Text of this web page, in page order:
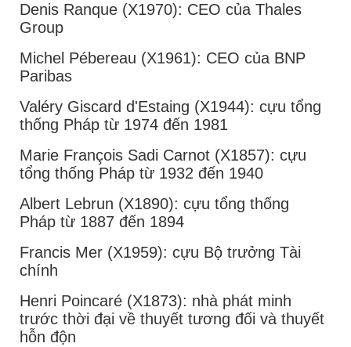
Denis Ranque (X1970): CEO của Thales
Group
Michel Pébereau (X1961): CEO của BNP
Paribas
Valéry Giscard d'Estaing (X1944): cựu tổng
thống Pháp từ 1974 đến 1981
Marie François Sadi Carnot (X1857): cựu
tổng thống Pháp từ 1932 đến 1940
Albert Lebrun (X1890): cựu tổng thống
Pháp từ 1887 đến 1894
Francis Mer (X1959): cựu Bộ trưởng Tài
chính
Henri Poincaré (X1873): nhà phát minh
trước thời đại về thuyết tương đối và thuyết
hỗn độn